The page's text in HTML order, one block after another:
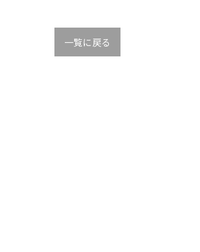
一覧に戻る